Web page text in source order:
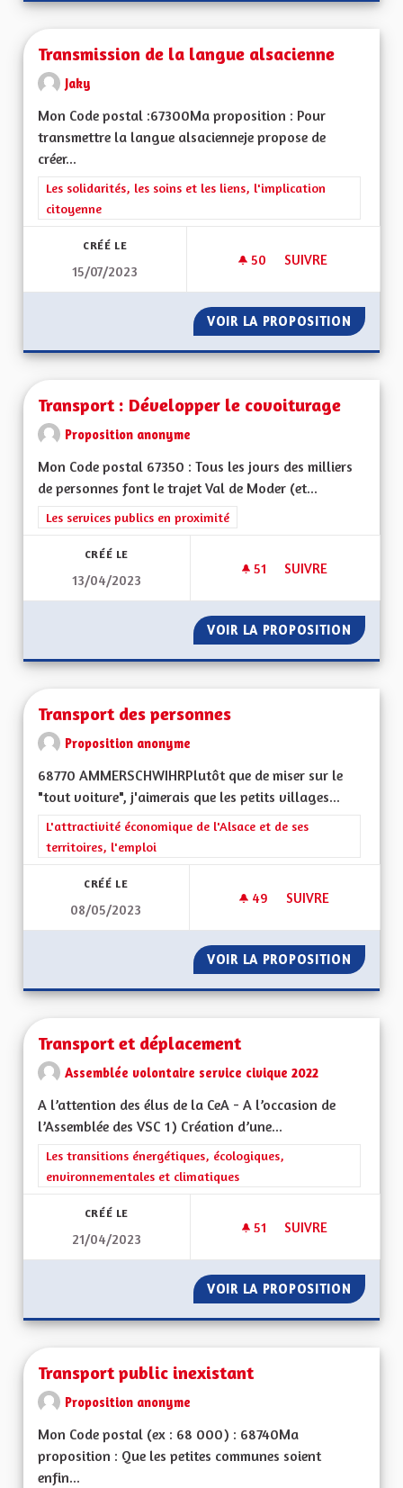
Transmission de la langue alsacienne
Jaky
Mon Code postal :67300Ma proposition : Pour
transmettre la langue alsacienneje propose de
créer...
Filtrer les résultats de la catégorie : Les solidarités, les soins
Les solidarités, les soins et les liens, l'implication
citoyenne
CRÉÉ LE
15/07/2023
50 50 ABONNÉS
SUIVRE
VOIR LA PROPOSITION
Transport : Développer le covoiturage
Proposition anonyme
Mon Code postal 67350 : Tous les jours des milliers
de personnes font le trajet Val de Moder (et...
Filtrer les résultats de la catégorie : Les services publics en
Les services publics en proximité
CRÉÉ LE
13/04/2023
51 51 ABONNÉS
SUIVRE
VOIR LA PROPOSITION
Transport des personnes
Proposition anonyme
68770 AMMERSCHWIHRPlutôt que de miser sur le
"tout voiture", j'aimerais que les petits villages...
Filtrer les résultats de la catégorie : L'attractivité
L'attractivité économique de l'Alsace et de ses
territoires, l'emploi
CRÉÉ LE
08/05/2023
49 49 ABONNÉS
SUIVRE
VOIR LA PROPOSITION
Transport et déplacement
Assemblée volontaire service civique 2022
A l’attention des élus de la CeA - A l’occasion de
l’Assemblée des VSC 1) Création d’une...
Filtrer les résultats de la catégorie : Les transitions
Les transitions énergétiques, écologiques,
environnementales et climatiques
CRÉÉ LE
21/04/2023
51 51 ABONNÉS
SUIVRE
VOIR LA PROPOSITION
Transport public inexistant
Proposition anonyme
Mon Code postal (ex : 68 000) : 68740Ma
proposition : Que les petites communes soient
enfin...